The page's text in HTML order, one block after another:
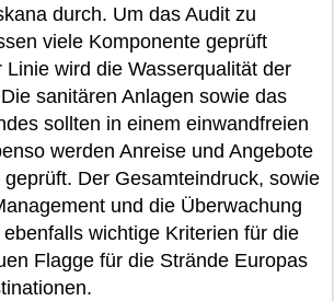
durch. Um das Audit zu
viele Komponente geprüft
Linie wird die Wasserqualität der
sanitären Anlagen sowie das
sollten in einem einwandfreien
werden Anreise und Angebote
Der Gesamteindruck, sowie
und die Überwachung
wichtige Kriterien für die
Flagge für die Strände Europas